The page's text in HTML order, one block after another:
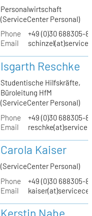
Personalwirtschaft
(ServiceCenter Personal)
Phone
+49 (0)30 688305-
Email
Isgarth Reschke
Studentische Hilfskräfte,
Büroleitung HfM
(ServiceCenter Personal)
Phone
+49 (0)30 688305-
Email
Carola Kaiser
(ServiceCenter Personal)
Phone
+49 (0)30 688305-
Email
Kerstin Nabe